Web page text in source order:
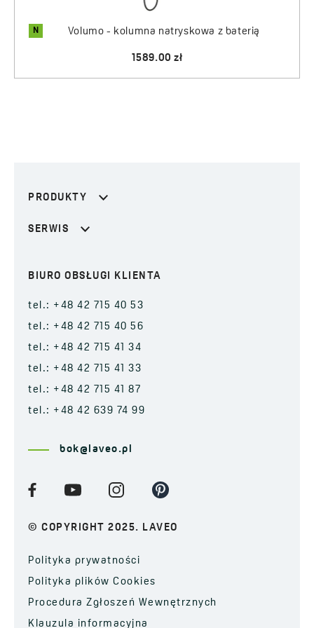
N Volumo - kolumna natryskowa z baterią
1589.00 zł
PRODUKTY
SERWIS
BIURO OBSŁUGI KLIENTA
tel.: +48 42 715 40 53
tel.: +48 42 715 40 56
tel.: +48 42 715 41 34
tel.: +48 42 715 41 33
tel.: +48 42 715 41 87
tel.: +48 42 639 74 99
bok@laveo.pl
© COPYRIGHT 2025. LAVEO
Polityka prywatności
Polityka plików Cookies
Procedura Zgłoszeń Wewnętrznych
Klauzula informacyjna